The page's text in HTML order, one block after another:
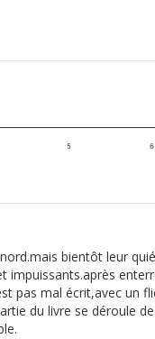
5 6
bientôt leur
pas mal écrit,avec un
du livre se déroule